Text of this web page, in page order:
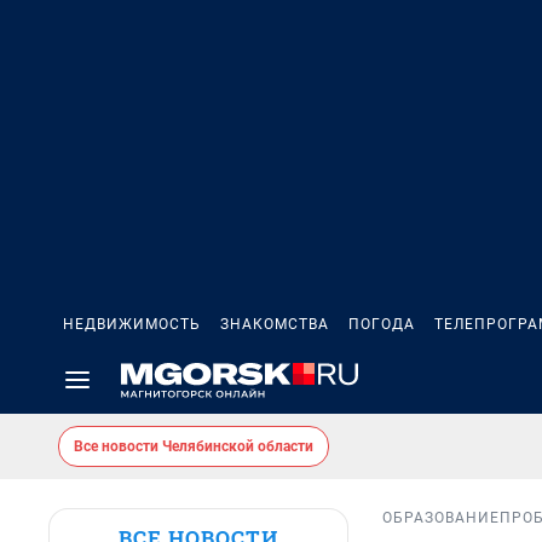
НЕДВИЖИМОСТЬ ЗНАКОМСТВА ПОГОДА
Все новости Челябинской области
ОБРАЗОВАНИЕ